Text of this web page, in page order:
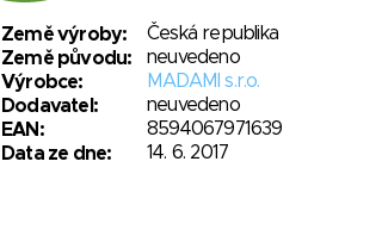
Země výroby:
Česká republika
Země původu:
neuvedeno
Výrobce:
MADAMI s.r.o.
Dodavatel:
neuvedeno
EAN:
8594067971639
Data ze dne:
14. 6. 2017